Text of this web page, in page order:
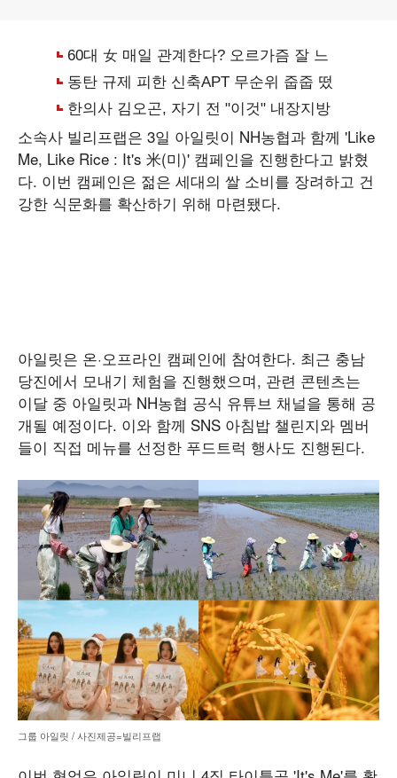
소속사 빌리프랩은 3일 아일릿이 NH농협과 함께 'Like
Me, Like Rice : It's 米(미)' 캠페인을 진행한다고 밝혔
다. 이번 캠페인은 젊은 세대의 쌀 소비를 장려하고 건
강한 식문화를 확산하기 위해 마련됐다.
아일릿은 온·오프라인 캠페인에 참여한다. 최근 충남
당진에서 모내기 체험을 진행했으며, 관련 콘텐츠는
이달 중 아일릿과 NH농협 공식 유튜브 채널을 통해 공
개될 예정이다. 이와 함께 SNS 아침밥 챌린지와 멤버
들이 직접 메뉴를 선정한 푸드트럭 행사도 진행된다.
그룹 아일릿 / 사진제공=빌리프랩